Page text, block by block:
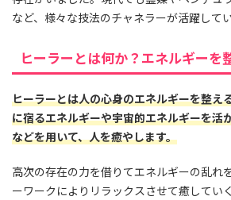
など、様々な技法のチャネラーが活躍してい
ヒーラーとは何か？エネルギーを
ヒーラーとは人の心身のエネルギーを整え
に宿るエネルギーや宇宙的エネルギーを活
などを用いて、人を癒やします。
高次の存在の力を借りてエネルギーの乱れ
ーワークによりリラックスさせて癒してい